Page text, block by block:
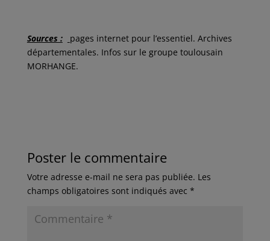
Sources :
pages internet pour l’essentiel. Archives
départementales. Infos sur le groupe toulousain
MORHANGE.
Poster le commentaire
Votre adresse e-mail ne sera pas publiée. Les
champs obligatoires sont indiqués avec *